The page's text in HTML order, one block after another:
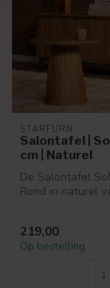
STARFURN
Salontafel |
cm | Naturel
De Salontafel
Rond in naturel
219,00
Op bestelling